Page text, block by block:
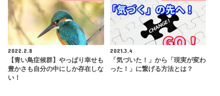
2022.2.8
【青い鳥症候群】やっぱり幸せも
豊かさも自分の中にしか存在しな
い！
2021.3.4
「気づいた！」から「現実が変わ
った！」に繋げる方法とは？